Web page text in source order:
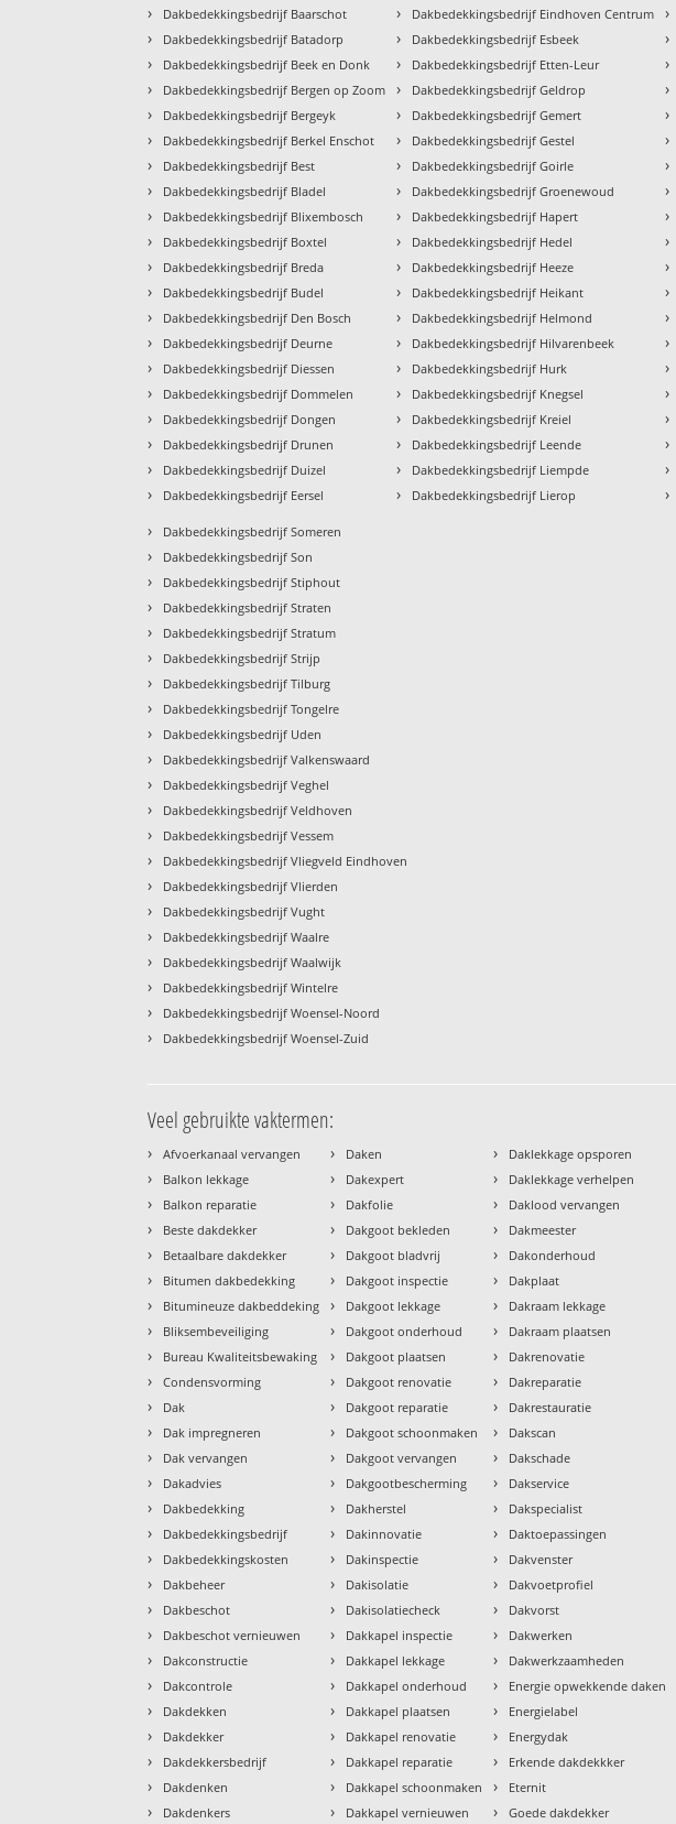
› Dakbedekkingsbedrijf Baarschot
› Dakbedekkingsbedrijf Batadorp
› Dakbedekkingsbedrijf Beek en Donk
› Dakbedekkingsbedrijf Bergen op Zoom
› Dakbedekkingsbedrijf Bergeyk
› Dakbedekkingsbedrijf Berkel Enschot
› Dakbedekkingsbedrijf Best
› Dakbedekkingsbedrijf Bladel
› Dakbedekkingsbedrijf Blixembosch
› Dakbedekkingsbedrijf Boxtel
› Dakbedekkingsbedrijf Breda
› Dakbedekkingsbedrijf Budel
› Dakbedekkingsbedrijf Den Bosch
› Dakbedekkingsbedrijf Deurne
› Dakbedekkingsbedrijf Diessen
› Dakbedekkingsbedrijf Dommelen
› Dakbedekkingsbedrijf Dongen
› Dakbedekkingsbedrijf Drunen
› Dakbedekkingsbedrijf Duizel
› Dakbedekkingsbedrijf Eersel
› Dakbedekkingsbedrijf Eindhoven Centrum
› Dakbedekkingsbedrijf Esbeek
› Dakbedekkingsbedrijf Etten-Leur
› Dakbedekkingsbedrijf Geldrop
› Dakbedekkingsbedrijf Gemert
› Dakbedekkingsbedrijf Gestel
› Dakbedekkingsbedrijf Goirle
› Dakbedekkingsbedrijf Groenewoud
› Dakbedekkingsbedrijf Hapert
› Dakbedekkingsbedrijf Hedel
› Dakbedekkingsbedrijf Heeze
› Dakbedekkingsbedrijf Heikant
› Dakbedekkingsbedrijf Helmond
› Dakbedekkingsbedrijf Hilvarenbeek
› Dakbedekkingsbedrijf Hurk
› Dakbedekkingsbedrijf Knegsel
› Dakbedekkingsbedrijf Kreiel
› Dakbedekkingsbedrijf Leende
› Dakbedekkingsbedrijf Liempde
› Dakbedekkingsbedrijf Lierop
›
›
›
›
›
›
›
›
›
›
›
›
›
›
›
›
›
›
›
›
› Dakbedekkingsbedrijf Someren
› Dakbedekkingsbedrijf Son
› Dakbedekkingsbedrijf Stiphout
› Dakbedekkingsbedrijf Straten
› Dakbedekkingsbedrijf Stratum
› Dakbedekkingsbedrijf Strijp
› Dakbedekkingsbedrijf Tilburg
› Dakbedekkingsbedrijf Tongelre
› Dakbedekkingsbedrijf Uden
› Dakbedekkingsbedrijf Valkenswaard
› Dakbedekkingsbedrijf Veghel
› Dakbedekkingsbedrijf Veldhoven
› Dakbedekkingsbedrijf Vessem
› Dakbedekkingsbedrijf Vliegveld Eindhoven
› Dakbedekkingsbedrijf Vlierden
› Dakbedekkingsbedrijf Vught
› Dakbedekkingsbedrijf Waalre
› Dakbedekkingsbedrijf Waalwijk
› Dakbedekkingsbedrijf Wintelre
› Dakbedekkingsbedrijf Woensel-Noord
› Dakbedekkingsbedrijf Woensel-Zuid
Veel gebruikte vaktermen:
› Afvoerkanaal vervangen
› Balkon lekkage
› Balkon reparatie
› Beste dakdekker
› Betaalbare dakdekker
› Bitumen dakbedekking
› Bitumineuze dakbeddeking
› Bliksembeveiliging
› Bureau Kwaliteitsbewaking
› Condensvorming
› Dak
› Dak impregneren
› Dak vervangen
› Dakadvies
› Dakbedekking
› Dakbedekkingsbedrijf
› Dakbedekkingskosten
› Dakbeheer
› Dakbeschot
› Dakbeschot vernieuwen
› Dakconstructie
› Dakcontrole
› Dakdekken
› Dakdekker
› Dakdekkersbedrijf
› Dakdenken
› Dakdenkers
› Daken
› Dakexpert
› Dakfolie
› Dakgoot bekleden
› Dakgoot bladvrij
› Dakgoot inspectie
› Dakgoot lekkage
› Dakgoot onderhoud
› Dakgoot plaatsen
› Dakgoot renovatie
› Dakgoot reparatie
› Dakgoot schoonmaken
› Dakgoot vervangen
› Dakgootbescherming
› Dakherstel
› Dakinnovatie
› Dakinspectie
› Dakisolatie
› Dakisolatiecheck
› Dakkapel inspectie
› Dakkapel lekkage
› Dakkapel onderhoud
› Dakkapel plaatsen
› Dakkapel renovatie
› Dakkapel reparatie
› Dakkapel schoonmaken
› Dakkapel vernieuwen
› Daklekkage opsporen
› Daklekkage verhelpen
› Daklood vervangen
› Dakmeester
› Dakonderhoud
› Dakplaat
› Dakraam lekkage
› Dakraam plaatsen
› Dakrenovatie
› Dakreparatie
› Dakrestauratie
› Dakscan
› Dakschade
› Dakservice
› Dakspecialist
› Daktoepassingen
› Dakvenster
› Dakvoetprofiel
› Dakvorst
› Dakwerken
› Dakwerkzaamheden
› Energie opwekkende daken
› Energielabel
› Energydak
› Erkende dakdekkker
› Eternit
› Goede dakdekker